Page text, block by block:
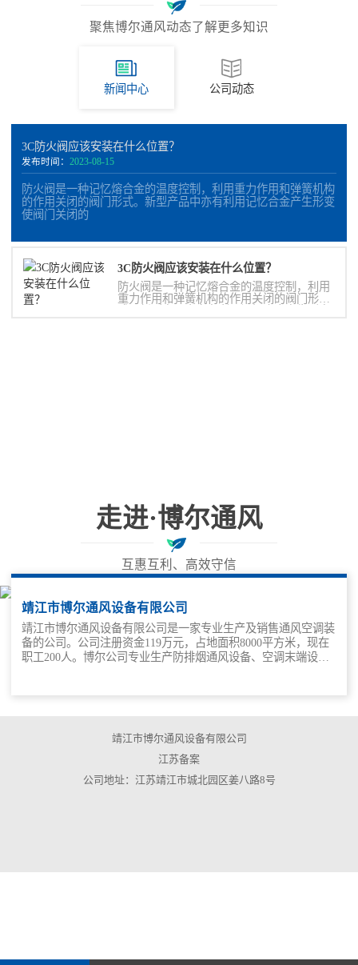
聚焦博尔通风动态了解更多知识
新闻中心 公司动态
3C防火阀应该安装在什么位置？
发布时间： 2023-08-15
防火阀是一种记忆熔合金的温度控制，利用重力作用和弹簧机构
的作用关闭的阀门形式。新型产品中亦有利用记忆合金产生形变
使阀门关闭的
3C防火阀应该安装在什么位置？
防火阀是一种记忆熔合金的温度控制，利用
重力作用和弹簧机构的作用关闭的阀门形
走进·博尔通风
互惠互利、高效守信
靖江市博尔通风设备有限公司
靖江市博尔通风设备有限公司是一家专业生产及销售通风空调装
备的公司。公司注册资金119万元，占地面积8000平方米，现在
职工200人。博尔公司专业生产防排烟通风设备、空调末端设备
周到”宗旨，以信誉求市场，以科技进步竭诚为用户提供优良的
服务，产品性能达到国家标准。 本公司生产设备精良，制造工
艺先进，检测手段齐全，产品结构新颖，品质性能可靠，诚信服
务一流。公司吸收了原企业二十多年生产中央空调设备的技术和
靖江市博尔通风设备有限公司
江苏备案
公司地址：江苏靖江市城北园区姜八路8号